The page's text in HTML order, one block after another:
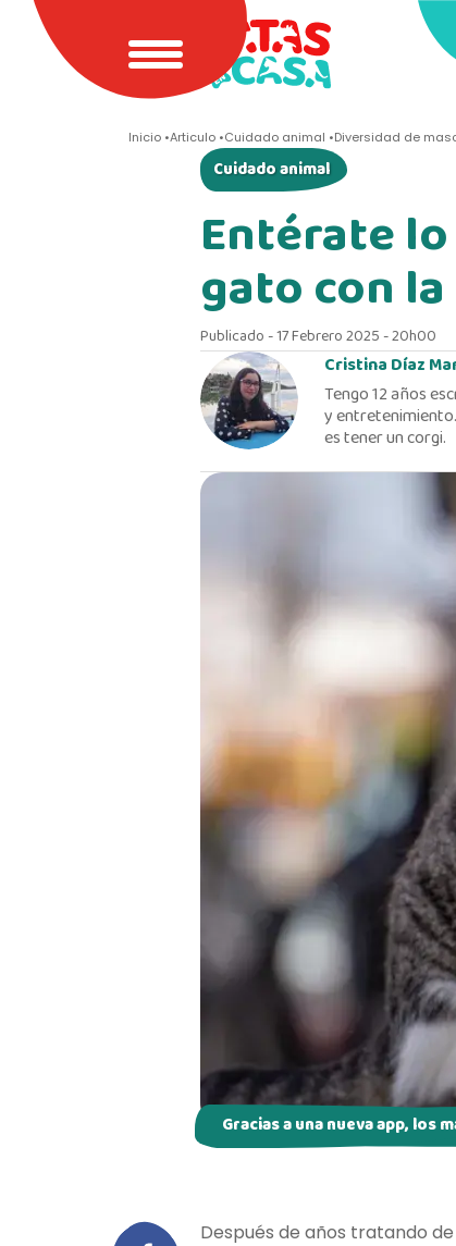
Inicio Articulo Cuidado animal Diversidad de
Cuidado animal
Entérate
gato con
Publicado - 17 Febrero 2025 - 20h00
Cristina Díaz
Tengo 12 años
y
es tener un corgi.
Gracias a una nueva app, los
Después de años tratando